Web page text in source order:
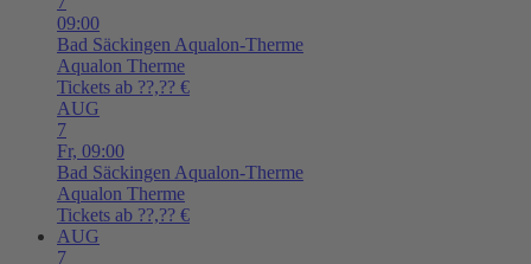
09:00
Bad Säckingen Aqualon-Therme
Aqualon Therme
Tickets ab ??,?? €
AUG
7
Fr, 09:00
Bad Säckingen Aqualon-Therme
Aqualon Therme
Tickets ab ??,?? €
AUG
7